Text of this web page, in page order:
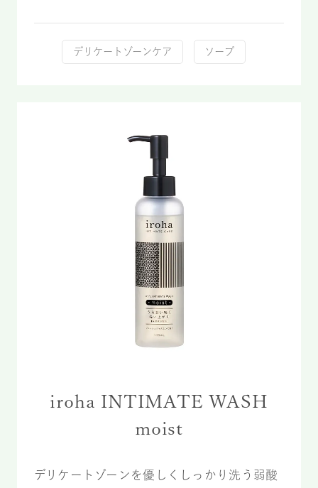
デリケートゾーンケア ソープ
iroha INTIMATE WASH
moist
デリケートゾーンを優しくしっかり洗う弱酸